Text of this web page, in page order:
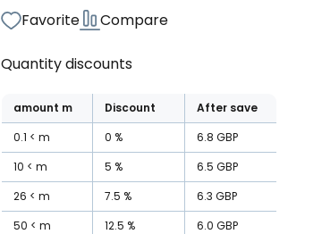
Favorite Compare
Quantity discounts
amount m Discount
After save
0.1
m 0 % 6.8 GBP
10
m 5 % 6.5 GBP
26
m 7.5 % 6.3 GBP
50
m 12.5 % 6.0 GBP